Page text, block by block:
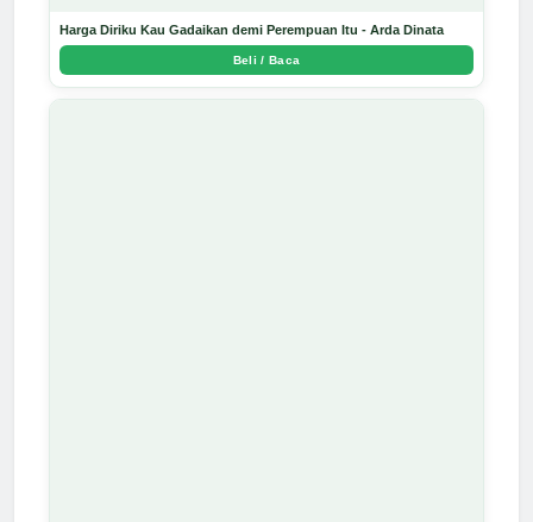
Harga Diriku Kau Gadaikan demi Perempuan Itu - Arda Dinata
Beli / Baca